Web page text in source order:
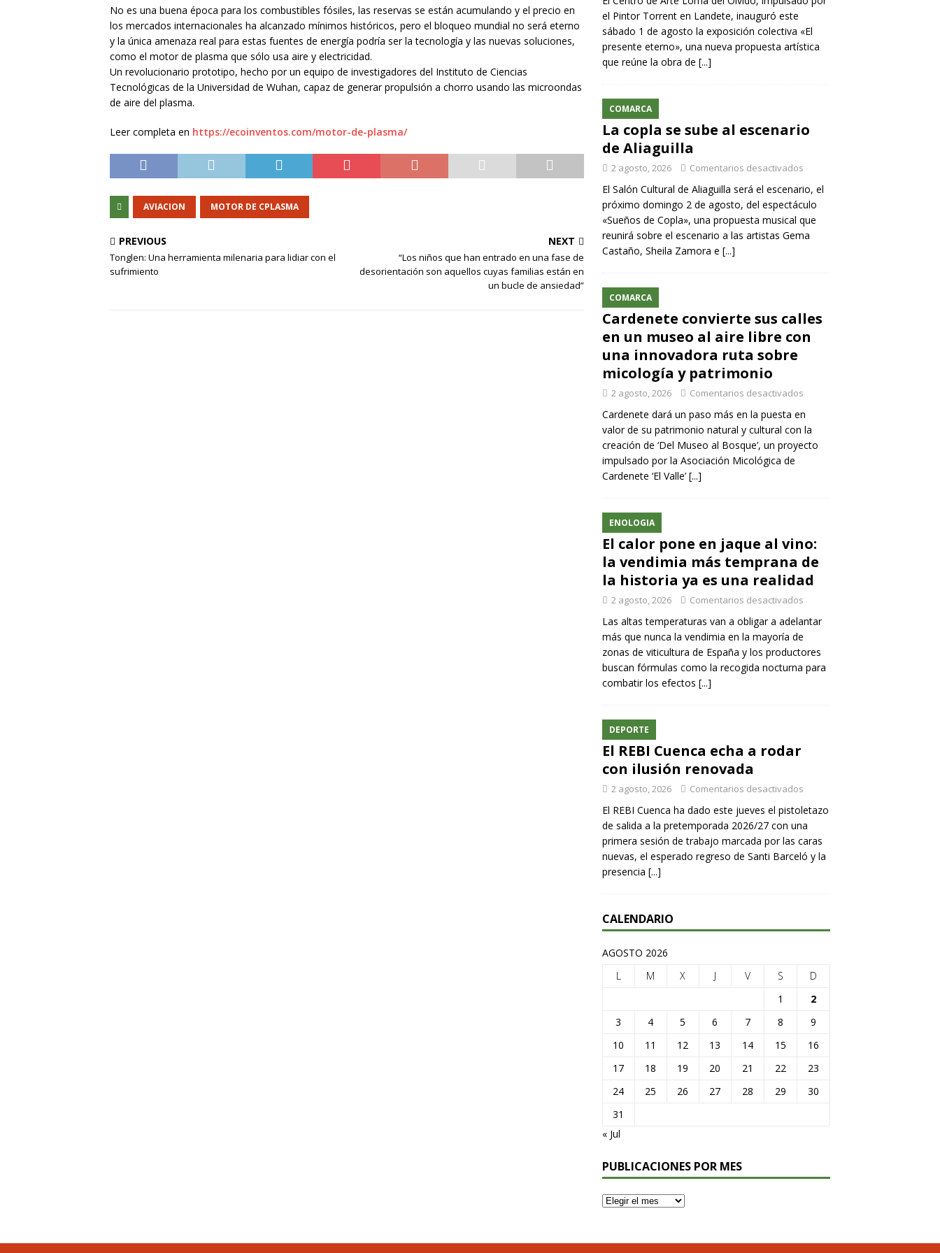
No es una buena época para los combustibles fósiles, las reservas se están acumulando y el precio en
los mercados internacionales ha alcanzado mínimos históricos, pero el bloqueo mundial no será eterno
y la única amenaza real para estas fuentes de energía podría ser la tecnología y las nuevas soluciones,
como el motor de plasma que sólo usa aire y electricidad.
Un revolucionario prototipo, hecho por un equipo de investigadores del Instituto de Ciencias
Tecnológicas de la Universidad de Wuhan, capaz de generar propulsión a chorro usando las microondas
de aire del plasma.
Leer completa en https://ecoinventos.com/motor-de-plasma/
AVIACION MOTOR DE CPLASMA
PREVIOUS
Tonglen: Una herramienta milenaria para lidiar con el
sufrimiento
NEXT
“Los niños que han entrado en una fase de
desorientación son aquellos cuyas familias están en
un bucle de ansiedad”
el Pintor Torrent en Landete, inauguró este
sábado 1 de agosto la exposición colectiva «El
presente eterno», una nueva propuesta artística
que reúne la obra de [...]
COMARCA
La copla se sube al escenario
de Aliaguilla
2 agosto, 2026 Comentarios desactivados
El Salón Cultural de Aliaguilla será el escenario, el
próximo domingo 2 de agosto, del espectáculo
«Sueños de Copla», una propuesta musical que
reunirá sobre el escenario a las artistas Gema
Castaño, Sheila Zamora e [...]
COMARCA
Cardenete convierte sus calles
en un museo al aire libre con
una innovadora ruta sobre
micología y patrimonio
2 agosto, 2026 Comentarios desactivados
Cardenete dará un paso más en la puesta en
valor de su patrimonio natural y cultural con la
creación de ‘Del Museo al Bosque’, un proyecto
impulsado por la Asociación Micológica de
Cardenete ‘El Valle’ [...]
ENOLOGIA
El calor pone en jaque al vino:
la vendimia más temprana de
la historia ya es una realidad
2 agosto, 2026 Comentarios desactivados
Las altas temperaturas van a obligar a adelantar
más que nunca la vendimia en la mayoría de
zonas de viticultura de España y los productores
buscan fórmulas como la recogida nocturna para
combatir los efectos [...]
DEPORTE
El REBI Cuenca echa a rodar
con ilusión renovada
2 agosto, 2026 Comentarios desactivados
El REBI Cuenca ha dado este jueves el pistoletazo
de salida a la pretemporada 2026/27 con una
primera sesión de trabajo marcada por las caras
nuevas, el esperado regreso de Santi Barceló y la
presencia [...]
CALENDARIO
AGOSTO 2026
L
M X J V S
D
1
2
3
4 5 6 7 8
9
10
11 12 13 14 15
16
17
18 19 20 21 22
23
24
25 26 27 28 29
30
31
« Jul
PUBLICACIONES POR MES